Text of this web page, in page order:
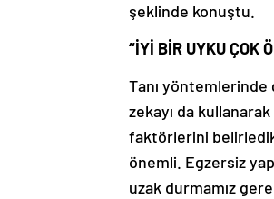
şeklinde konuştu.
“İYİ BİR UYKU ÇOK
Tanı yöntemlerinde
zekayı da
faktörlerini
önemli. Egzersiz
uzak durmamız